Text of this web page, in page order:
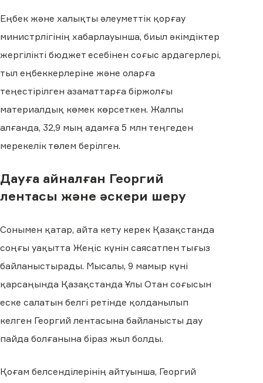
Еңбек және халықты әлеуметтік қорғау
министрлігінің хабарлауынша, биыл әкімдіктер
жергілікті бюджет есебінен соғыс ардагерлері,
тыл еңбеккерлеріне және оларға
теңестірілген азаматтарға біржолғы
материалдық көмек көрсеткен. Жалпы
алғанда, 32,9 мың адамға 5 млн теңгеден
мерекелік төлем берілген.
Дауға айналған Георгий
лентасы және әскери шеру
Сонымен қатар, айта кету керек Қазақстанда
соңғы уақытта Жеңіс күнін саясатпен тығыз
байланыстырады. Мысалы, 9 мамыр күні
қарсаңында Қазақстанда Ұлы Отан соғысын
еске салатын белгі ретінде қолданылып
келген Георгий лентасына байланысты дау
пайда болғанына біраз жыл болды.
Қоғам белсенділерінің айтуынша, Георгий